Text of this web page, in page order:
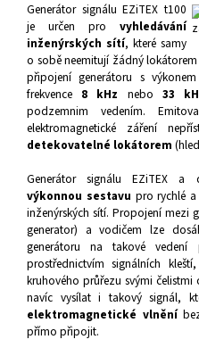
Generátor signálu EZiTEX t100
je určen pro vyhledávání
inženýrských sítí, které samy
o sobě neemitují žádný
připojení generátoru s
frekvence 8 kHz nebo 33
podzemnim vedením.
elektromagnetické záření
detekovatelné lokátorem
Generátor signálu EZiTEX a
výkonnou sestavu pro rychlé
inženýrských sítí. Propojení mezi
generator) a vodičem lze
generátoru na takové
prostřednictvím signálních
kruhového průřezu svými čelistmi
navíc vysílat i takový signál,
elektromagnetické vlnění
přímo připojit.